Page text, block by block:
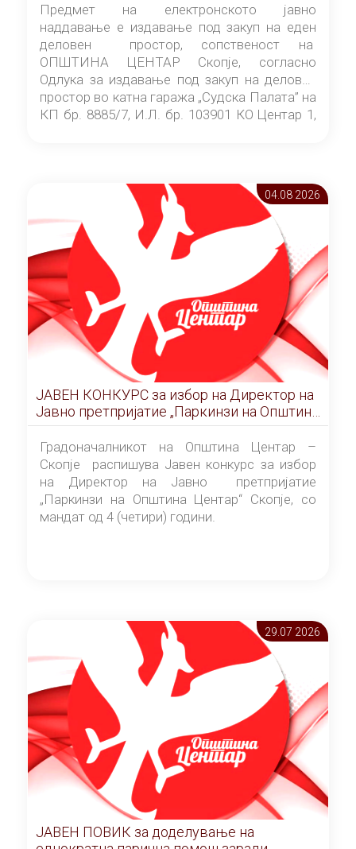
Предмет на електронското јавно
наддавање е издавање под закуп на еден
деловен простор, сопственост на
ОПШТИНА ЦЕНТАР Скопје, согласно
Одлука за издавање под закуп на деловен
простор во катна гаража „Судска Палата” на
КП бр. 8885/7, И.Л. бр. 103901 КО Центар 1,
Скопје” број 9/2026), за времетраење од 3
(три) години од денот на потпишувањето на
Договорот за закуп со најповолниот
понудувач.
04.08 2026
ЈАВЕН КОНКУРС за избор на Директор на
Јавно претпријатие „Паркинзи на Општина
Центар“ – Скопје
Градоначалникот на Општина Центар –
Скопје распишува Јавен конкурс за избор
на Директор на Јавно претпријатие
„Паркинзи на Општина Центар“ Скопје, со
мандат од 4 (четири) години.
29.07 2026
ЈАВЕН ПОВИК за доделување на